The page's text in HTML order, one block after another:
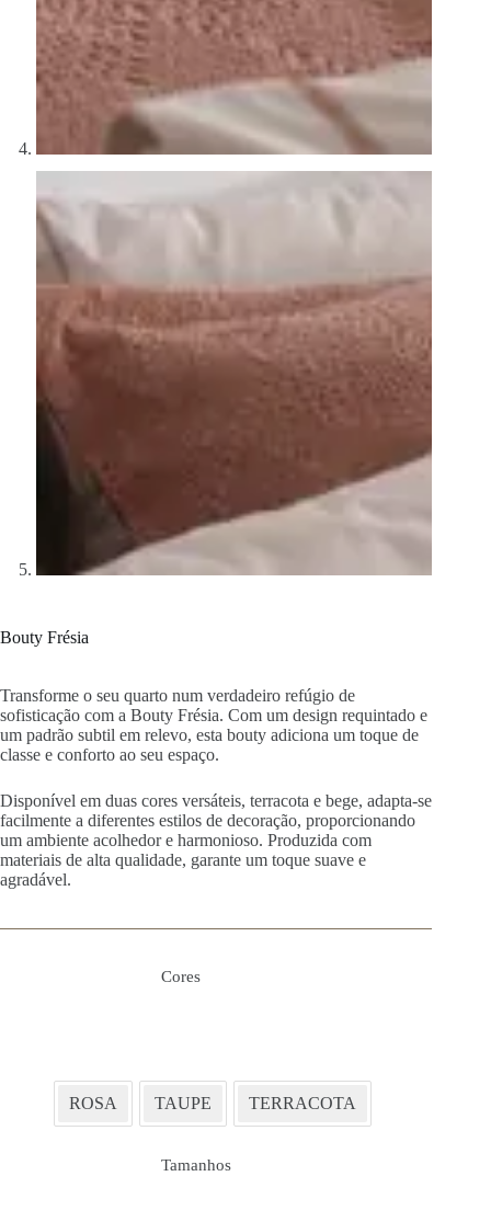
Bouty Frésia
Transforme o seu quarto num verdadeiro refúgio de
sofisticação com a Bouty Frésia. Com um design requintado e
um padrão subtil em relevo, esta bouty adiciona um toque de
classe e conforto ao seu espaço.
Disponível em duas cores versáteis, terracota e bege, adapta-se
facilmente a diferentes estilos de decoração, proporcionando
um ambiente acolhedor e harmonioso. Produzida com
materiais de alta qualidade, garante um toque suave e
agradável.
Cores
ROSA TAUPE TERRACOTA
Tamanhos